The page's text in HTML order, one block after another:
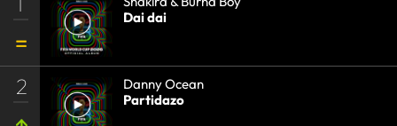
Dai dai
2
Danny Ocean
Partidazo